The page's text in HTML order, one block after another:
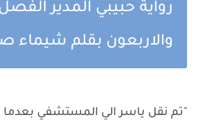
رواية حبيبي المدير
والاربعون بقلم شيماء
"تم نقل ياسر الي المستشفي